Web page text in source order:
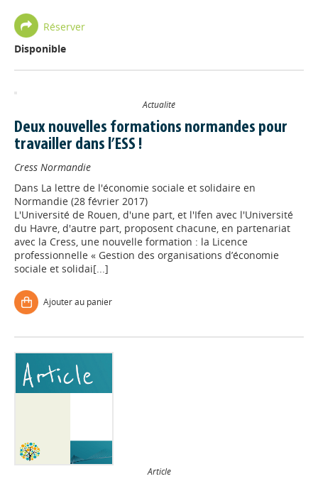
Réserver
Disponible
Actualité
Deux nouvelles formations normandes pour
travailler dans l’ESS !
Cress Normandie
Dans La lettre de l'économie sociale et solidaire en
Normandie (28 février 2017)
L'Université de Rouen, d'une part, et l'Ifen avec l'Université
du Havre, d'autre part, proposent chacune, en partenariat
avec la Cress, une nouvelle formation : la Licence
professionnelle « Gestion des organisations d’économie
sociale et solidai[...]
Ajouter au panier
Article